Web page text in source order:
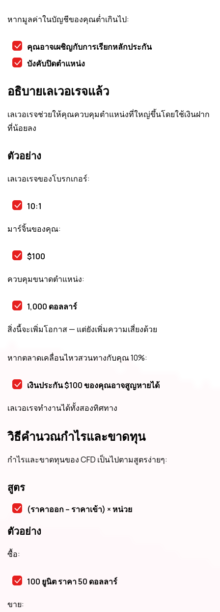
หากมูลค่าในบัญชีของคุณต่ำเกินไป:
คุณอาจเผชิญกับการเรียกหลักประกัน
บังคับปิดตำแหน่ง
อธิบายเลเวอเรจแล้ว
เลเวอเรจช่วยให้คุณควบคุมตำแหน่งที่ใหญ่ขึ้นโดยใช้เงินฝาก
ที่น้อยลง
ตัวอย่าง
เลเวอเรจของโบรกเกอร์:
10:1
มาร์จิ้นของคุณ:
$100
ควบคุมขนาดตำแหน่ง:
1,000 ดอลลาร์
สิ่งนี้จะเพิ่มโอกาส — แต่ยังเพิ่มความเสี่ยงด้วย
หากตลาดเคลื่อนไหวสวนทางกับคุณ 10%:
เงินประกัน $100 ของคุณอาจสูญหายได้
เลเวอเรจทำงานได้ทั้งสองทิศทาง
วิธีคำนวณกำไรและขาดทุน
กำไรและขาดทุนของ CFD เป็นไปตามสูตรง่ายๆ:
สูตร
(ราคาออก – ราคาเข้า) × หน่วย
ตัวอย่าง
ซื้อ:
100 ยูนิต ราคา 50 ดอลลาร์
ขาย: